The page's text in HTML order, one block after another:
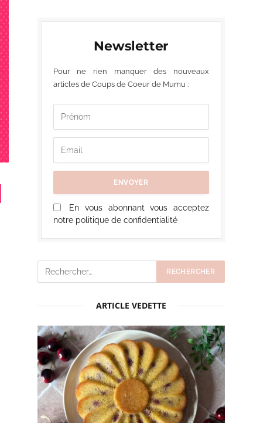
Newsletter
Pour ne rien manquer des nouveaux
articles de Coups de Coeur de Mumu :
En vous abonnant vous acceptez
notre politique de confidentialité
ARTICLE VEDETTE